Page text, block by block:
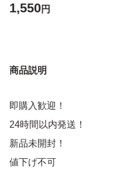
1,550円
商品説明
即購入歓迎！
24時間以内発送！
新品未開封！
値下げ不可